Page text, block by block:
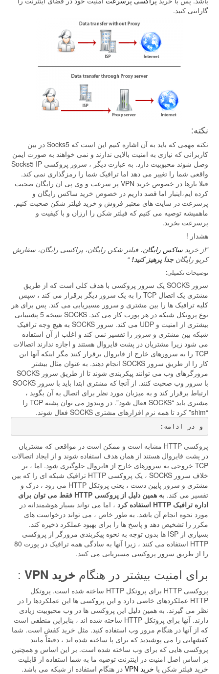
گارانتی کنید.
نکته:
نکته مهمی که باید به آن اشاره کنیم این است که Socks5 در بین
کاربرانی که نیازی به امنیت بالایی ندارند و نمی خواهند به صورت ایمن
وصل شوند محبوبیت دارد. به عبارت دیگر ، سرور پروکسی Socks5 IP
واقعی شما را تغییر می دهد اما ترافیک شما را رمزگذاری نمی کند.
قبلا بارها در خصوص خرید VPN پر سرعت و وی پی ان رایگان صحبت
کرده ایم،اینبار اما قصد داریم در خصوص خرید ساکس رایگان و
پرسرعت در سایت های معتبر فروش و خرید فیلتر شکن صحبت کنیم.
ماهمیشه توصیه می کنیم که فیلتر شکن را ارزان و با کیفیت و
پرسرعت بخرید.
هشدار !
“از خرید ساکس رایگان، فیلتر شکن رایگان، پراکسی رایگان، سفارش
کریو رایگان جدا پرهیز کنید!“
توضیحات تکمیلی:
سرور SOCKS یک سرور پروکسی با هدف کلی است که از طریق
مشتری یک اتصال TCP را به یک سرور دیگر برقرار می کند ، سپس
کلیه ترافیک ها را بین مشتری و سرور مسیریابی می کند. پس برای هر
نوع پروتکل شبکه در هر پورت کار می کند. SOCKS نسخه 5 پشتیبانی
بیشتری از امنیت و UDP می کند. سرور SOCKS به هیچ وجه ترافیک
شبکه بین مشتری و سرور را تفسیر نمی کند و اغلب از آن استفاده
می شود زیرا مشتریان در پشت فایروال هستند و اجازه ندارند اتصالات
TCP را به سرورهای خارج از فایروال برقرار کنند مگر اینکه آنها این
کار را از طریق سرور SOCKS انجام دهند. به عنوان مثال بیشتر
مرورگرهای وب می توانند پیكربندی شوند تا از طریق سرور SOCKS
با سرور وب صحبت كنند. از آنجا که مشتری ابتدا باید با سرور SOCKS
ارتباط برقرار کند و به میزبان مورد نظر برای اتصال به آن بگوید ،
مشتری باید “SOCKS فعال شود”. در ویندوز می توان پشته TCP را
“shim” کرد تا همه نرم افزارهای مشتری SOCKS فعال شوند.
و در ادامه:
پروکسی HTTP مشابه است و ممکن است در مواقعی که مشتریان
در پشت فایروال هستند از همان هدف استفاده شوند و از ایجاد اتصالات
TCP خروجی به سرورهای خارج از فایروال جلوگیری شود. اما ، بر
خلاف سرور SOCKS ، یک پروکسی HTTP ترافیک شبکه ای را که بین
مشتری و سرور پایین دست ، یعنی پروتکل HTTP می رود ، درک و
تفسیر می کند. ب
ه همین دلیل از پروکسی HTTP فقط می توان برای
اداره ترافیک HTTP استفاده کرد
، اما می تواند بسیار هوشمندانه در
مورد نحوه انجام آن باشد. به طور خاص ، می تواند درخواست های
مکرر را تشخیص دهد و پاسخ ها را برای بهبود عملکرد ذخیره کند.
بسیاری از ISP ها بدون توجه به نحوه پیکربندی مرورگر از پروکسی
HTTP استفاده می کنند ، زیرا آنها به سادگی همه ترافیک در پورت 80
را از طریق سرور پروکسی مسیریابی می کنند.
برای امنیت بیشتر در هنگام خرید VPN :
پروکسی HTTP برای پروتکل HTTP ساخته شده است. پروتکل
HTTP عملکردهای خاصی دارد و این پروکسی ها این عملکردها را در
نظر می گیرند. به همین دلیل این پروکسی ها در وب محبوبیت زیادی
دارند. آنها برای پروتکل HTTP ساخته شده اند ، بنابراین منطقی است
که از آنها در هنگام مرور وب استفاده کنید. مثل خرید کفش است. شما
کفشهایی را می پوشیدید که برای پا ساخته شده اند ، دقیقاً مانند
پروکسی هایی که برای وب ساخته شده است. بر این اساس و همچنین
بر اساس اصل امنیت در اینترنت توضیه ما به شما استفاده از قابلیت
خرید فیلتر شکن یا خرید VPN
در هنگام استفاده از شبکه می باشد.